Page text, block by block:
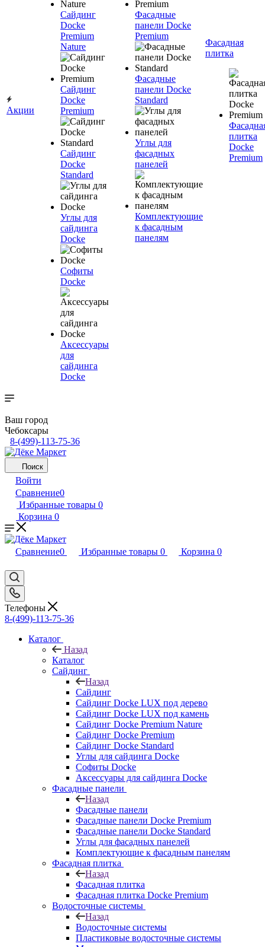
Акции
Сайдинг
Docke
Premium
Nature
Сайдинг
Docke
Premium
Сайдинг
Docke
Standard
Углы для
сайдинга
Docke
Софиты
Docke
Аксессуары
для
сайдинга
Docke
Фасадные
панели Docke
Premium
Фасадные
панели Docke
Standard
Углы для
фасадных
панелей
Комплектующие
к фасадным
панелям
Фасадная
плитка
плитка
Docke
Premium
Ваш город
Чебоксары
8-(499)-113-75-36
Поиск
Войти
Сравнение0
Избранные товары 0
Корзина 0
Сравнение0 Избранные товары 0 Корзина 0
Телефоны
8-(499)-113-75-36
Каталог
Назад
Каталог
Сайдинг
Назад
Сайдинг
Сайдинг Docke LUX под дерево
Сайдинг Docke LUX под камень
Сайдинг Docke Premium Nature
Сайдинг Docke Premium
Сайдинг Docke Standard
Углы для сайдинга Docke
Софиты Docke
Аксессуары для сайдинга Docke
Фасадные панели
Назад
Фасадные панели
Фасадные панели Docke Premium
Фасадные панели Docke Standard
Углы для фасадных панелей
Комплектующие к фасадным панелям
Фасадная плитка
Назад
Фасадная плитка
Фасадная плитка Docke Premium
Водосточные системы
Назад
Водосточные системы
Пластиковые водосточные системы